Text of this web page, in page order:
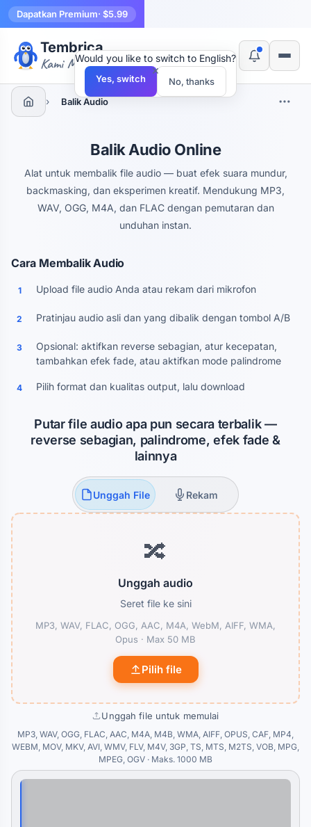
Dapatkan Premium· $5.99
Tembrica
Kami Membuat Alat
› Balik Audio
Balik Audio Online
Alat untuk membalik file audio — buat efek suara mundur,
backmasking, dan eksperimen kreatif. Mendukung MP3,
WAV, OGG, M4A, dan FLAC dengan pemutaran dan
unduhan instan.
Cara Membalik Audio
1 Upload file audio Anda atau rekam dari mikrofon
2 Pratinjau audio asli dan yang dibalik dengan tombol A/B
3
Opsional: aktifkan reverse sebagian, atur kecepatan,
tambahkan efek fade, atau aktifkan mode palindrome
4 Pilih format dan kualitas output, lalu download
Putar file audio apa pun secara terbalik —
reverse sebagian, palindrome, efek fade &
lainnya
Unggah File Rekam
🔀
Unggah audio
Seret file ke sini
MP3, WAV, FLAC, OGG, AAC, M4A, WebM, AIFF, WMA,
Opus · Max 50 MB
Pilih file
Unggah file untuk memulai
MP3, WAV, OGG, FLAC, AAC, M4A, M4B, WMA, AIFF, OPUS, CAF, MP4,
WEBM, MOV, MKV, AVI, WMV, FLV, M4V, 3GP, TS, MTS, M2TS, VOB, MPG,
MPEG, OGV · Maks. 1000 MB
×
Would you like to switch to English?
Yes, switch No, thanks